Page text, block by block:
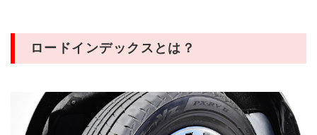
ロードインデックスとは？